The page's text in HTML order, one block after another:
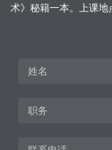
术》秘籍一本。上课